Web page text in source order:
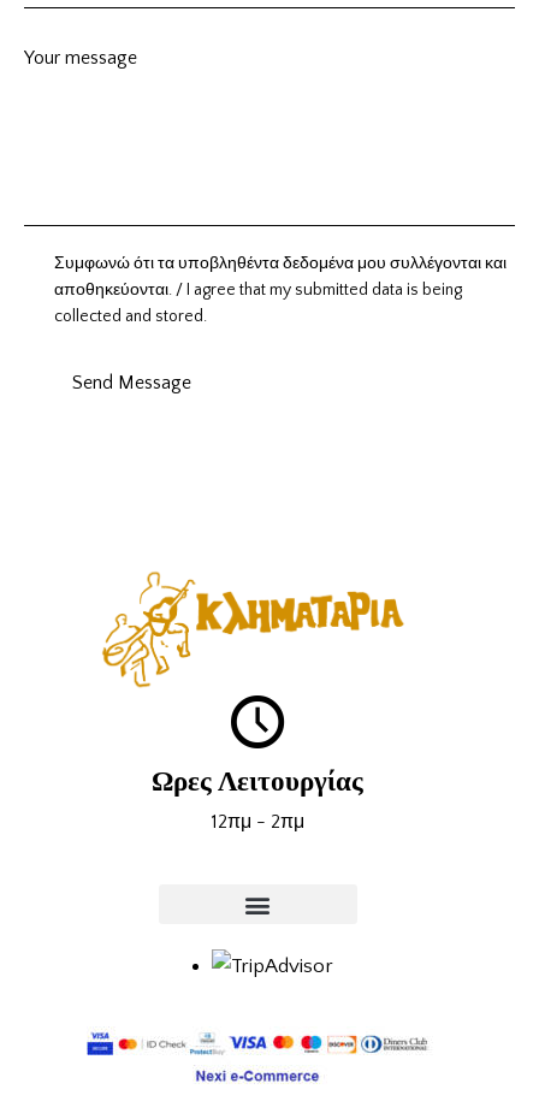
Συμφωνώ ότι τα υποβληθέντα δεδομένα μου συλλέγονται και
αποθηκεύονται. / I agree that my submitted data is being
collected and stored.
Send Message
Ωρες Λειτουργίας
12πμ - 2πμ